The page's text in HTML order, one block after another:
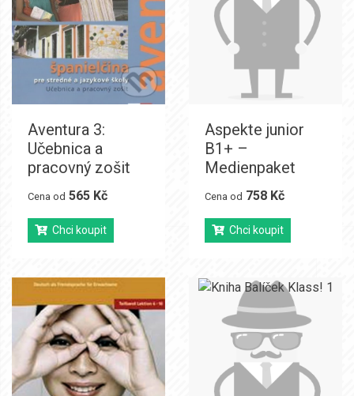
Aventura 3:
Učebnica a
pracovný zošit
Cena od 565 Kč
Chci koupit
Aspekte junior
B1+ –
Medienpaket
Cena od 758 Kč
Chci koupit